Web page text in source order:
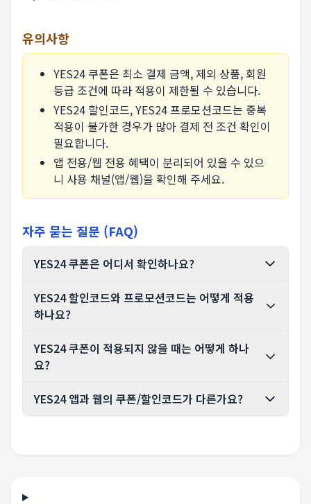
유의사항
YES24 쿠폰은 최소 결제 금액, 제외 상품, 회원
등급 조건에 따라 적용이 제한될 수 있습니다.
YES24 할인코드, YES24 프로모션코드는 중복
적용이 불가한 경우가 많아 결제 전 조건 확인이
필요합니다.
앱 전용/웹 전용 혜택이 분리되어 있을 수 있으
니 사용 채널(앱/웹)을 확인해 주세요.
자주 묻는 질문 (FAQ)
YES24 쿠폰은 어디서 확인하나요?
YES24 할인코드와 프로모션코드는 어떻게 적용
하나요?
YES24 쿠폰이 적용되지 않을 때는 어떻게 하나
요?
YES24 앱과 웹의 쿠폰/할인코드가 다른가요?